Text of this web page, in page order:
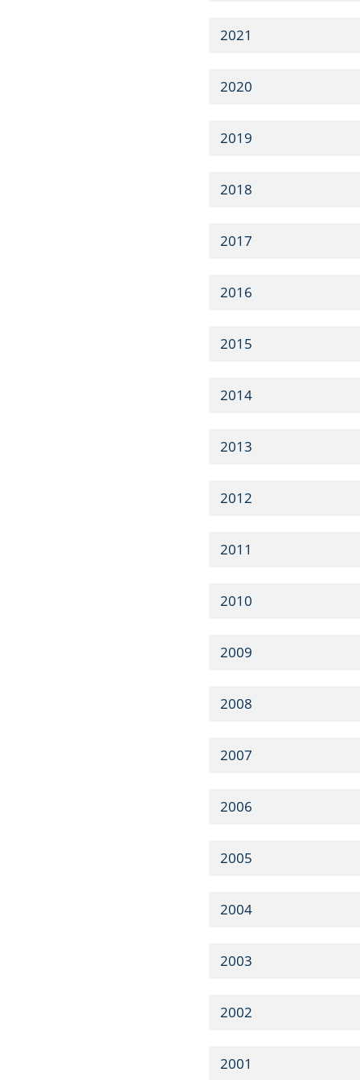
2021
2020
2019
2018
2017
2016
2015
2014
2013
2012
2011
2010
2009
2008
2007
2006
2005
2004
2003
2002
2001